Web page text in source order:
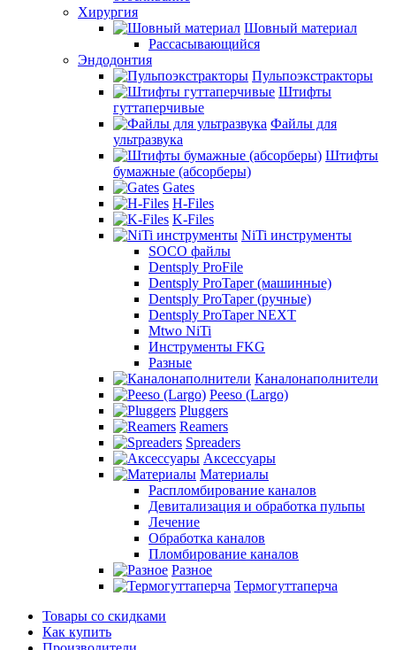
Хирургия
Шовный материал
Рассасывающийся
Эндодонтия
Пульпоэкстракторы
Штифты
гуттаперчивые
Файлы для
ультразвука
Штифты
бумажные (абсорберы)
Gates
H-Files
K-Files
NiTi инструменты
SOCO файлы
Dentsply ProFile
Dentsply ProTaper (машинные)
Dentsply ProTaper (ручные)
Dentsply ProTaper NEXT
Mtwo NiTi
Инструменты FKG
Разные
Каналонаполнители
Peeso (Largo)
Pluggers
Reamers
Spreaders
Аксессуары
Материалы
Распломбирование каналов
Девитализация и обработка пульпы
Лечение
Обработка каналов
Пломбирование каналов
Разное
Термогуттаперча
Товары со скидками
Как купить